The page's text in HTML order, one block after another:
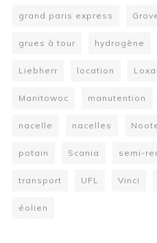
grand paris express
grues à tour hydrogène
Liebherr location
Manitowoc manutention
nacelle nacelles
potain Scania semi-
transport UFL Vinci
éolien